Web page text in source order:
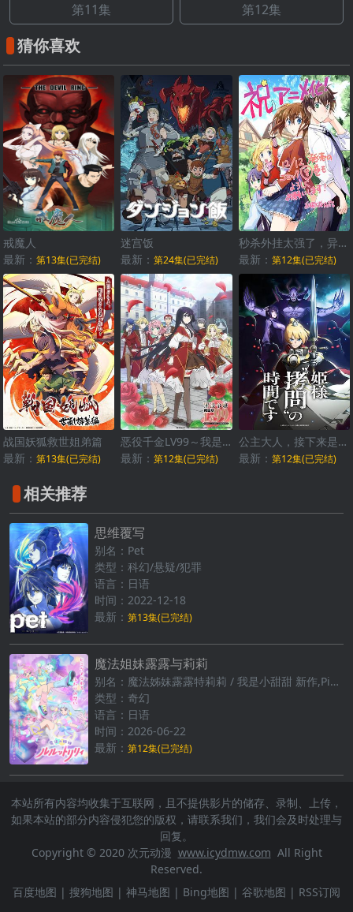
第11集 第12集
猜你喜欢
戒魔人
最新： 第13集(已完结)
迷宫饭
最新：第24集(已完结)
秒杀外挂太强了，异世界的家伙们根本就不是对手。
最新： 第12集(已完结)
战国妖狐救世姐弟篇
最新： 第13集(已完结)
恶役千金LV99～我是隐藏BOSS但不是魔王～
最新：第12集(已完结)
公主大人，接下来是“拷问”时间
最新： 第12集(已完结)
相关推荐
思维覆写
别名：Pet
类型：科幻/悬疑/犯罪
语言：日语
时间：2022-12-18
最新： 第13集(已完结)
魔法姐妹露露与莉莉
别名：魔法姊妹露露特莉莉 / 我是小甜甜 新作,Pierrot魔法少女系列 新作,魔法の天使クリィミーマミ 新作,Magical Sisters LuluttoLilly
类型：奇幻
语言：日语
时间：2026-06-22
最新： 第12集(已完结)
本站所有内容均收集于互联网，且不提供影片的储存、录制、上传，
如果本站的部分内容侵犯您的版权，请联系我们，我们会及时处理与
回复。
Copyright © 2020 次元动漫 www.icydmw.com All Right
Reserved.
百度地图 | 搜狗地图 | 神马地图 | Bing地图 | 谷歌地图 | RSS订阅